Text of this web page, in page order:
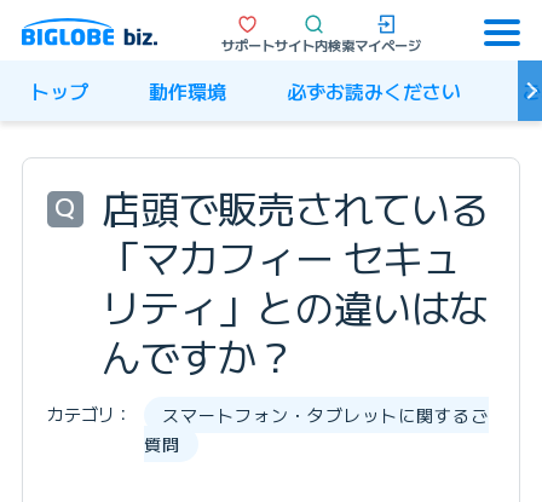
サポートサイト内検索マイページ
トップ 動作環境 必ずお読みください
Q
店頭で販売されている
「マカフィー セキュ
リティ」との違いはな
んですか？
カテゴリ：
スマートフォン・タブレットに関するご
質問